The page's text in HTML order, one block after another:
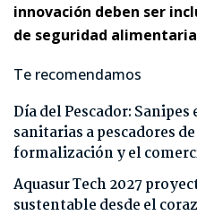
innovación deben ser
de seguridad
Te recomendamos
Día del Pescador:
sanitarias a pescadores
formalización y el
Aquasur Tech 2027
sustentable desde el